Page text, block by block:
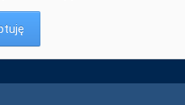
Senior DevOps (m/k)